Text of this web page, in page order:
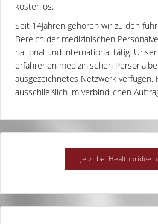
kostenlos.
Seit 14Jahren gehören wir zu den
Bereich der medizinischen
national und international tätig.
erfahrenen medizinischen
ausgezeichnetes Netzwerk
ausschließlich im verbindlichen